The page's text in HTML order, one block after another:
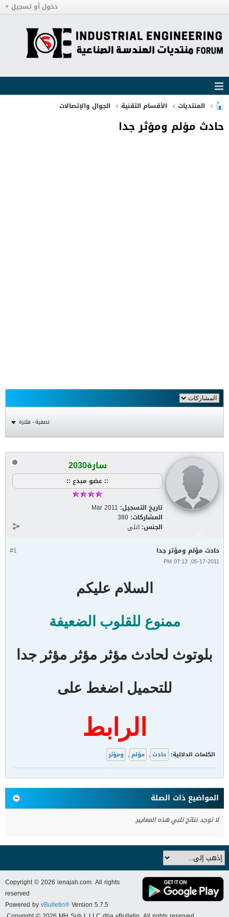
دخول أو تسجيل
المنتديات الأقسام التقنية الجوال والإتصالات
حادث مؤلم ومؤثر جدا
تصفية - فلترة
سارة2030
:: عضو مبدع ::
تاريخ التسجيل: Mar 2011
المشاركات: 380
الجنس: انثى
#1 حادث مؤلم ومؤثر جدا
05-17-2011, 07:13 PM
السلام عليكم
ممنوع للقلوب الضعيفة
بلوتوث لحادث مؤثر مؤثر مؤثر جدا
للتحميل اضغط على
الرابط
الكلمات الدلالية: حادث , مؤلم , ومؤثر
المواضيع ذات الصلة
لا توجد نتائج تلبي هذه المعايير.
Copyright © 2026 ienajah.com. All rights
reserved
Powered byvBulletin®Version 5.7.5